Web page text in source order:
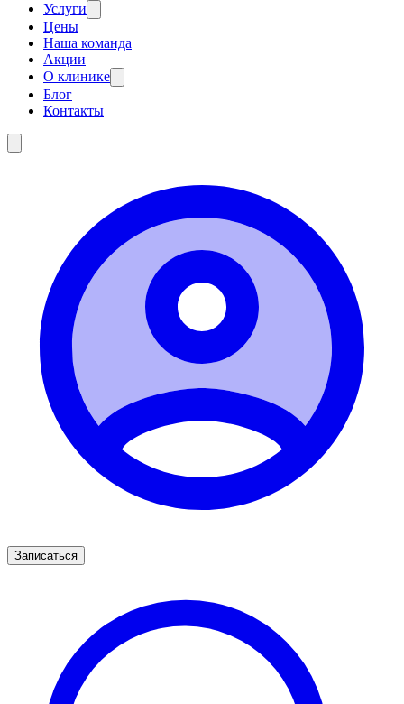
Услуги
Цены
Наша команда
Акции
О клинике
Блог
Контакты
Записаться